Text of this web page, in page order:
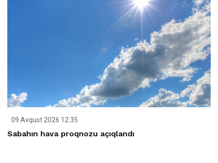
09 Avqust 2026 12:35
Sabahın hava proqnozu açıqlandı